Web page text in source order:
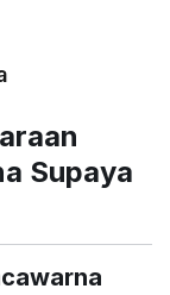
Supaya